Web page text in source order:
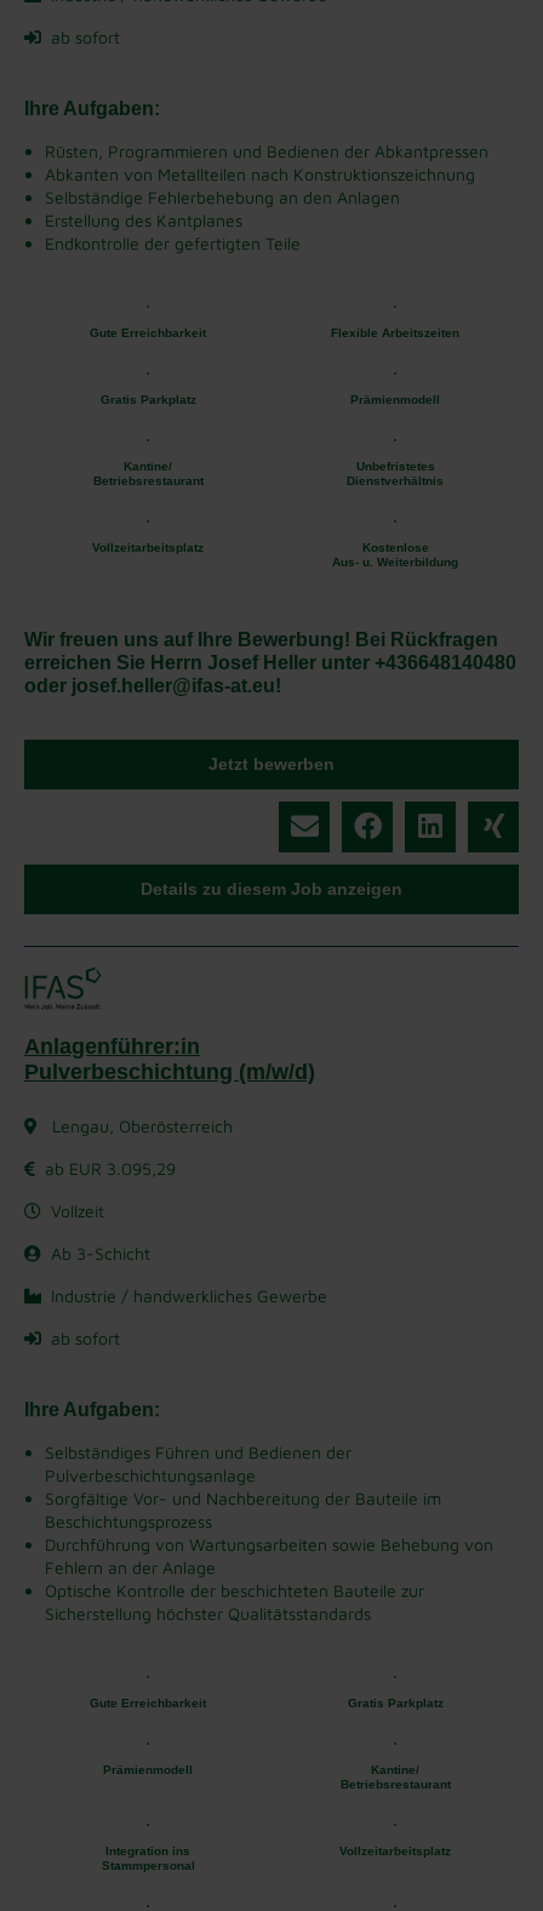
ab sofort
Ihre Aufgaben:
Rüsten, Programmieren und Bedienen der Abkantpressen
Abkanten von Metallteilen nach Konstruktionszeichnung
Selbständige Fehlerbehebung an den Anlagen
Erstellung des Kantplanes
Endkontrolle der gefertigten Teile
Gute Erreichbarkeit Flexible Arbeitszeiten
Gratis Parkplatz Prämienmodell
Kantine/
Betriebsrestaurant
Unbefristetes
Dienstverhältnis
Vollzeitarbeitsplatz
Kostenlose
Aus- u. Weiterbildung
Wir freuen uns auf Ihre Bewerbung! Bei Rückfragen
erreichen Sie Herrn Josef Heller unter +436648140480
oder josef.heller@ifas-at.eu!
Jetzt bewerben
Details zu diesem Job anzeigen
Anlagenführer:in
Pulverbeschichtung (m/w/d)
Lengau, Oberösterreich
ab EUR 3.095,29
Vollzeit
Ab 3-Schicht
Industrie / handwerkliches Gewerbe
ab sofort
Ihre Aufgaben:
Selbständiges Führen und Bedienen der
Pulverbeschichtungsanlage
Sorgfältige Vor- und Nachbereitung der Bauteile im
Beschichtungsprozess
Durchführung von Wartungsarbeiten sowie Behebung von
Fehlern an der Anlage
Optische Kontrolle der beschichteten Bauteile zur
Sicherstellung höchster Qualitätsstandards
Gute Erreichbarkeit Gratis Parkplatz
Prämienmodell
Kantine/
Betriebsrestaurant
Integration ins
Stammpersonal
Vollzeitarbeitsplatz